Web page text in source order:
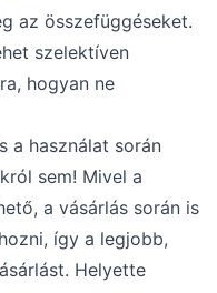
az összefüggéseket.
szelektíven
hogyan ne
a használat során
sem! Mivel a
a vásárlás során is
így a legjobb,
Helyette